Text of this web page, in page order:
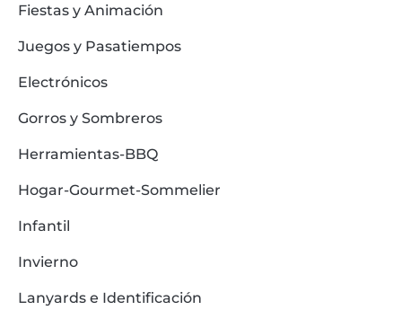
Fiestas y Animación
Juegos y Pasatiempos
Electrónicos
Gorros y Sombreros
Herramientas-BBQ
Hogar-Gourmet-Sommelier
Infantil
Invierno
Lanyards e Identificación